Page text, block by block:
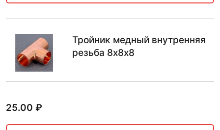
Тройник медный внутренняя
резьба 8х8х8
25.00 ₽